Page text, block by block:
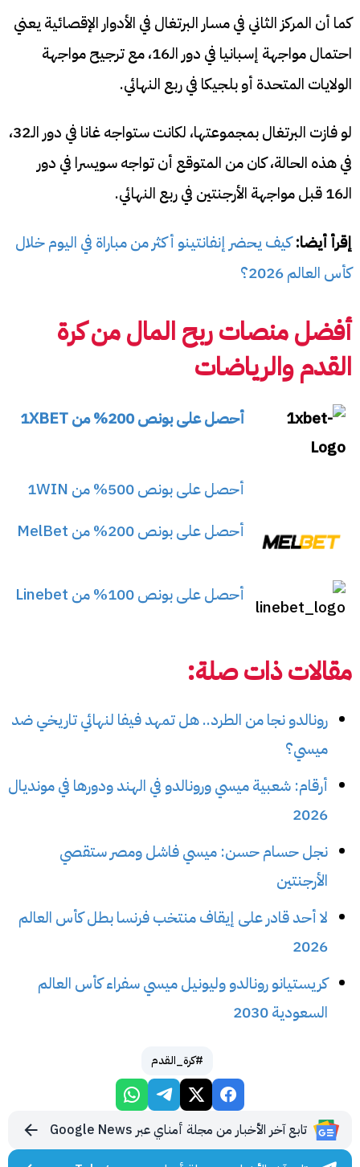
كما أن المركز الثاني في مسار البرتغال في الأدوار الإقصائية يعني
احتمال مواجهة إسبانيا في دور الـ16، مع ترجيح مواجهة
الولايات المتحدة أو بلجيكا في ربع النهائي.
لو فازت البرتغال بمجموعتها، لكانت ستواجه غانا في دور الـ32،
في هذه الحالة، كان من المتوقع أن تواجه سويسرا في دور
الـ16 قبل مواجهة الأرجنتين في ربع النهائي.
إقرأ أيضا: كيف يحضر إنفانتينو أكثر من مباراة في اليوم خلال
كأس العالم 2026؟
أفضل منصات ربح المال من كرة
القدم والرياضات
أحصل على بونص 200% من 1XBET
أحصل على بونص 500% من 1WIN
أحصل على بونص 200% من MelBet
أحصل على بونص 100% من Linebet
مقالات ذات صلة:
رونالدو نجا من الطرد.. هل تمهد فيفا لنهائي تاريخي ضد
ميسي؟
أرقام: شعبية ميسي ورونالدو في الهند ودورها في مونديال
2026
نجل حسام حسن: ميسي فاشل ومصر ستقصي
الأرجنتين
لا أحد قادر على إيقاف منتخب فرنسا بطل كأس العالم
2026
كريستيانو رونالدو وليونيل ميسي سفراء كأس العالم
السعودية 2030
#كرة_القدم
تابع آخر الأخبار من مجلة أمناي عبر Google News